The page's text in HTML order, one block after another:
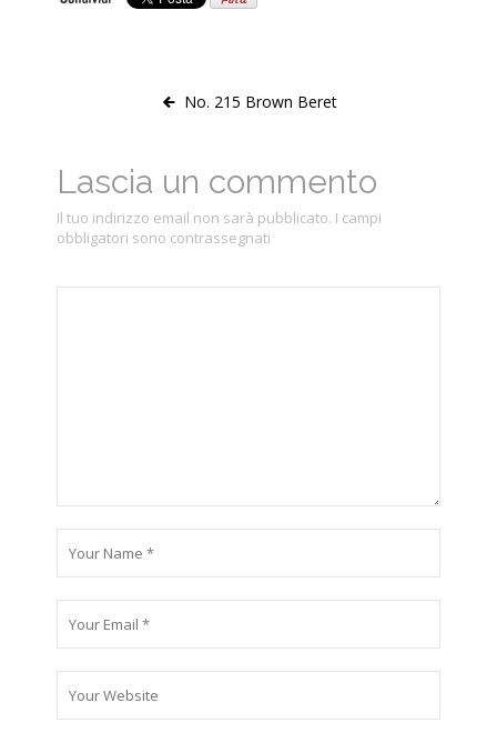
No. 215 Brown Beret
Lascia un commento
Il tuo indirizzo email non sarà pubblicato. I campi
obbligatori sono contrassegnati